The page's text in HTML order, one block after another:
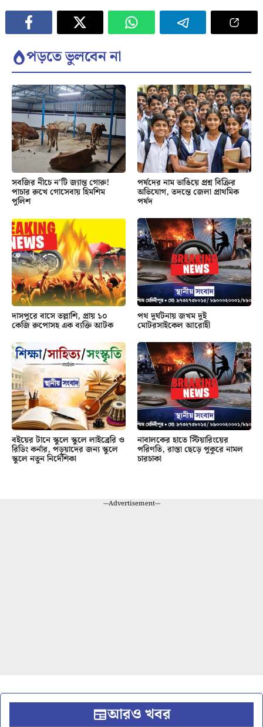
পড়তে ভুলবেন না
সবজির নীচে ন’টি জ্যান্ত গোরু!
পাচার রুখে গোসেবায় হিমশিম
পুলিশ
পর্ষদের নাম ভাঙিয়ে প্রশ্ন বিক্রির
অভিযোগ, তদন্তে জেলা প্রাথমিক
পর্ষদ
দাসপুরে বাসে তল্লাশি, প্রায় ১০
কেজি রুপোসহ এক ব্যক্তি আটক
পথ দুর্ঘটনায় জখম দুই
মোটরসাইকেল আরোহী
বইয়ের টানে স্কুলে স্কুলে লাইব্রেরি ও
রিডিং কর্নার, পড়ুয়াদের জন্য স্কুলে
স্কুলে নতুন নির্দেশিকা
নাবালকের হাতে স্টিয়ারিংয়ের
পরিণতি, রাস্তা ছেড়ে পুকুরে নামল
চারচাকা
---Advertisement---
আরও খবর